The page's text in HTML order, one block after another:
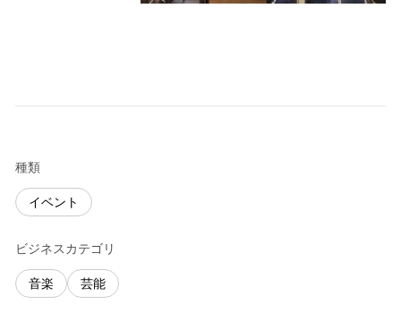
種類
イベント
ビジネスカテゴリ
音楽 芸能